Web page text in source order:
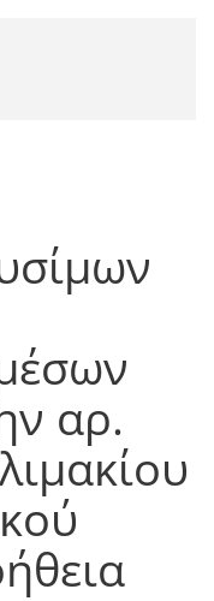
αρ.